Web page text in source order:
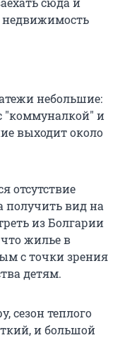
недвижимость
небольшие:
"коммуналкой" и
выходит около
отсутствие
получить вид на
из Болгарии
жилье в
с точки зрения
детям.
сезон теплого
и большой